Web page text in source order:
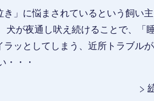
」に悩まされているという飼い
犬が夜通し吠え続けることで、「
ッとしてしまう、近所トラブル
・・・